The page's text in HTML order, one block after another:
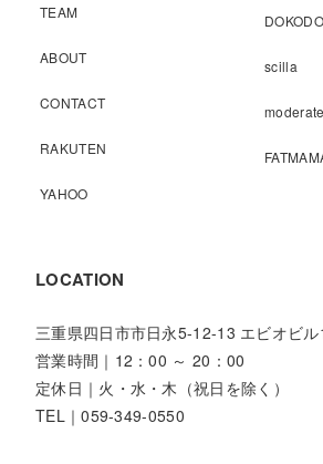
TEAM
ABOUT
CONTACT
RAKUTEN
YAHOO
DOKODO
scilla
moderate
LOCATION
三重県四日市市日永5-12-13 エビオビル
営業時間｜12：00 ～ 20：00
定休日｜火・水・木（祝日を除く）
TEL｜059-349-0550